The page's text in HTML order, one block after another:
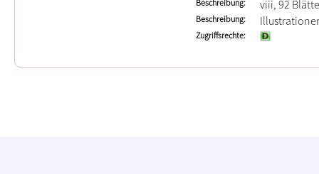
Beschreibung viii, 92
Beschreibung
Zugriffsrechte